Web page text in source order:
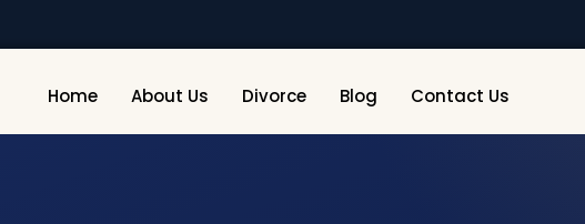
Home About Us Divorce Blog Contact Us